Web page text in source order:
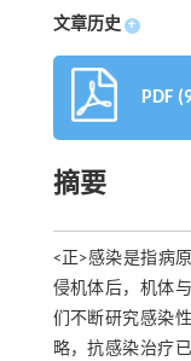
文章历史 +
PDF
摘要
<正>感染是指病
侵机体后，机体
们不断研究感染
略，抗感染治疗